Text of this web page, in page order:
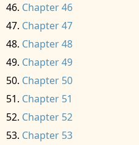
Chapter 46
Chapter 47
Chapter 48
Chapter 49
Chapter 50
Chapter 51
Chapter 52
Chapter 53